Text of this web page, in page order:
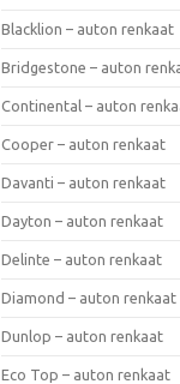
Blacklion – auton renkaat
Bridgestone – auton
Continental – auton
Cooper – auton renkaat
Davanti – auton renkaat
Dayton – auton renkaat
Delinte – auton renkaat
Diamond – auton renkaat
Dunlop – auton renkaat
Eco Top – auton renkaat